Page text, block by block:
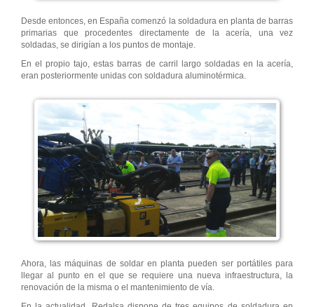
Desde entonces, en España comenzó la soldadura en planta de barras
primarias que procedentes directamente de la acería, una vez
soldadas, se dirigían a los puntos de montaje.
En el propio tajo, estas barras de carril largo soldadas en la acería,
eran posteriormente unidas con soldadura aluminotérmica.
Ahora, las máquinas de soldar en planta pueden ser portátiles para
llegar al punto en el que se requiere una nueva infraestructura, la
renovación de la misma o el mantenimiento de vía.